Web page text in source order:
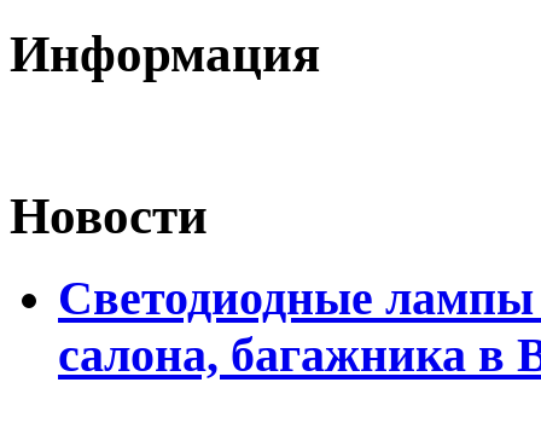
Информация
Новости
Светодиодные лампы
салона, багажника в